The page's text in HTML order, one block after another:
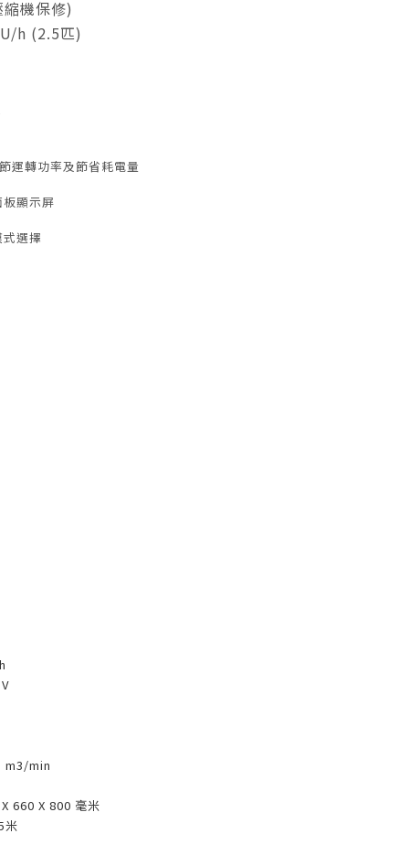
機保修)
h (2.5匹)
運轉功率及節省耗電量
顯示屏
選擇
m3/min
660 X 800 毫米
米